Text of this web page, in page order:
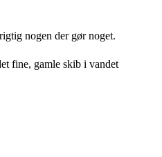
nogen der gør noget.
fine, gamle skib i vandet